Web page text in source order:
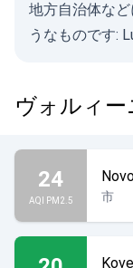
地方自治体な
うなものです:
ヴォルィ
24
AQI PM2.5 市